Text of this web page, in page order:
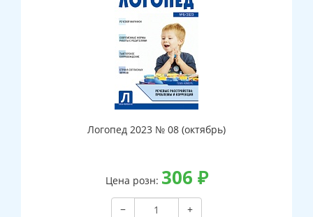
Логопед 2023 № 08 (октябрь)
Цена розн: 306 ₽
−
+